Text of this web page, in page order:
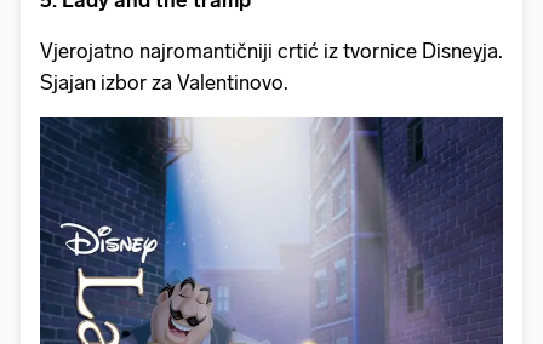
Vjerojatno najromantičniji crtić iz tvornice Disneyja.
Sjajan izbor za Valentinovo.